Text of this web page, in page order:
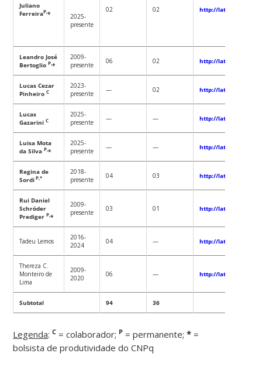
Juliano
FerreiraP,*
2025-
presente
02 02 http://lattes.cnpq.br/
Leandro José
BertoglioP,*
2009-
presente
06 02 http://lattes.cnpq.br/
Lucas Cezar
PinheiroC
2023-
presente
— 02 http://lattes.cnpq.br/
Lucas
GazariniC
2025-
presente
— — http://lattes.cnpq.br/
Luisa Mota
da SilvaP,*
2025-
presente
— — http://lattes.cnpq.br/
Regina de
Sordi P,*
2018-
presente
04 03 http://lattes.cnpq.br/
Rui Daniel
Schröder
PredigerP,*
2009-
presente
03 01 http://lattes.cnpq.br/
Tadeu Lemos
2016-
2024
04 — http://lattes.cnpq.br/
Thereza C.
Monteiro de
Lima
2009-
2020
06 — http://lattes.cnpq.br/
Subtotal 94 36
Legenda:C = colaborador; P = permanente;* =
bolsista de produtividade do CNPq